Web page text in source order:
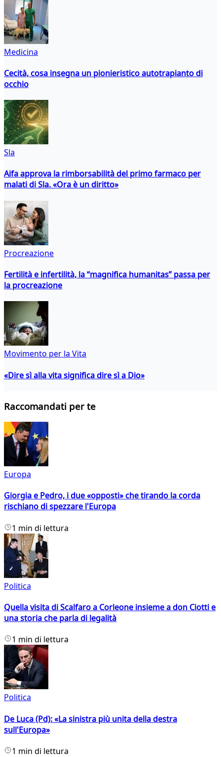
Medicina
Cecità, cosa insegna un pionieristico autotrapianto di
occhio
Sla
Aifa approva la rimborsabilità del primo farmaco per
malati di Sla. «Ora è un diritto»
Procreazione
Fertilità e infertilità, la “magnifica humanitas” passa per
la procreazione
Movimento per la Vita
«Dire sì alla vita significa dire sì a Dio»
Raccomandati per te
Europa
Giorgia e Pedro, i due «opposti» che tirando la corda
rischiano di spezzare l'Europa
1 min di lettura
Politica
Quella visita di Scalfaro a Corleone insieme a don Ciotti e
una storia che parla di legalità
1 min di lettura
Politica
De Luca (Pd): «La sinistra più unita della destra
sull'Europa»
1 min di lettura